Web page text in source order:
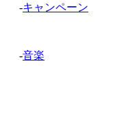
-キャンペーン
-音楽